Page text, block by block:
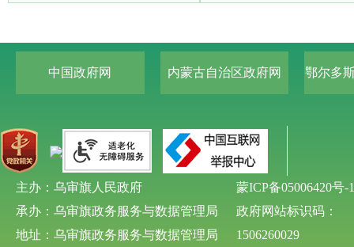
中国政府网 内蒙古自治区政府网 鄂尔多
主办：乌审旗人民政府
承办：乌审旗政务服务与数据管理局
地址：乌审旗政务服务与数据管理局
蒙ICP备05006420号-1
政府网站标识码：
1506260029